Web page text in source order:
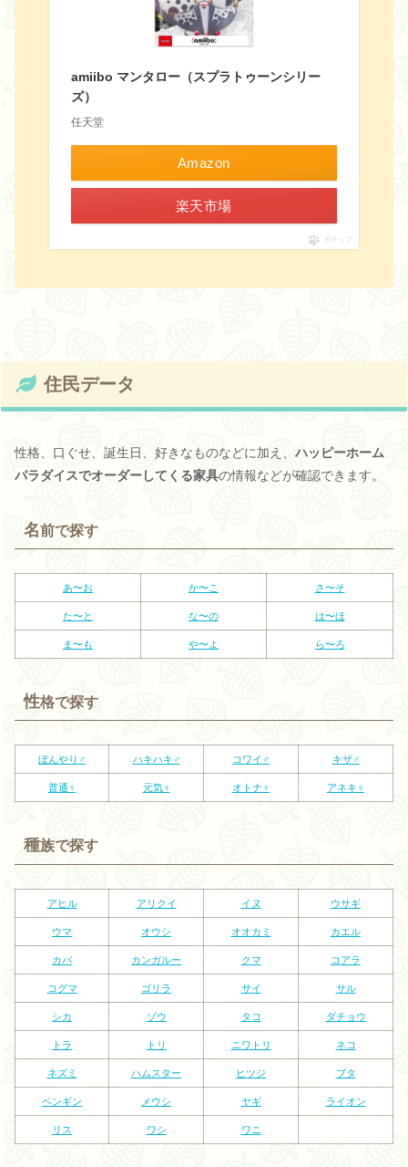
amiibo マンタロー（スプラトゥーンシリー
ズ）
任天堂
Amazon
楽天市場
ポチップ
住民データ
性格、口ぐせ、誕生日、好きなものなどに加え、 ハッピーホーム
パラダイスでオーダーしてくる家具の情報などが確認できます。
名前で探す
あ〜お か〜こ さ〜そ
た〜と な〜の は〜ほ
ま〜も や〜よ ら〜ろ
性格で探す
ぼんやり♂ ハキハキ♂ コワイ♂ キザ♂
普通♀ 元気♀ オトナ♀ アネキ♀
種族で探す
アヒル アリクイ イヌ ウサギ
ウマ オウシ オオカミ カエル
カバ カンガルー クマ コアラ
コグマ ゴリラ サイ サル
シカ ゾウ タコ ダチョウ
トラ トリ ニワトリ ネコ
ネズミ ハムスター ヒツジ ブタ
ペンギン メウシ ヤギ ライオン
リス ワシ ワニ